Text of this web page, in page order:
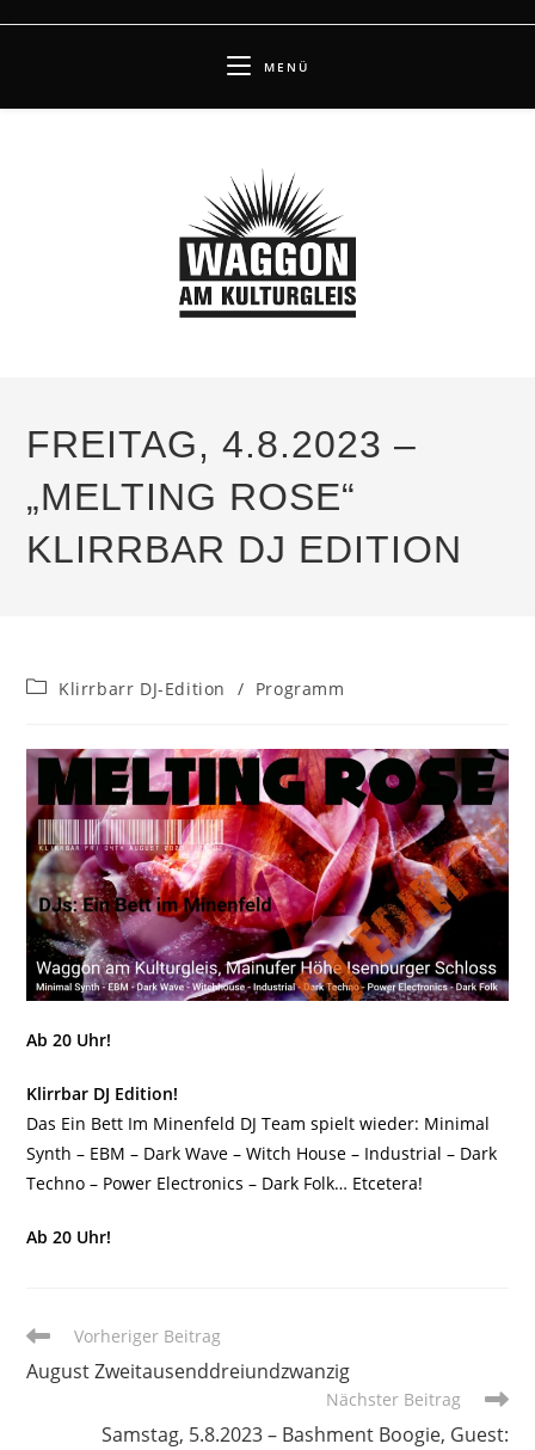
MENÜ
FREITAG, 4.8.2023 –
„MELTING ROSE“
KLIRRBAR DJ EDITION
Beitrags-
Klirrbarr DJ-Edition / Programm
Ab 20 Uhr!
Klirrbar DJ Edition!
Das Ein Bett Im Minenfeld DJ Team spielt wieder: Minimal
Synth – EBM – Dark Wave – Witch House – Industrial – Dark
Techno – Power Electronics – Dark Folk… Etcetera!
Ab 20 Uhr!
Weitere
ansehen
Vorheriger Beitrag
August Zweitausenddreiundzwanzig
Nächster Beitrag
Samstag, 5.8.2023 – Bashment Boogie, Guest: